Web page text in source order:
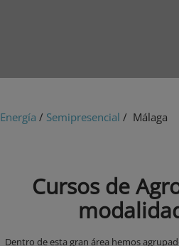
/ Semipresencial / Málaga
Cursos de
Dentro de esta gran área hemos